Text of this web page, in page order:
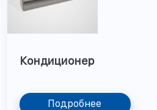
Кондиционер
Подробнее